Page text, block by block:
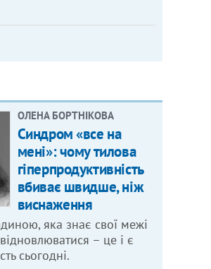
ОЛЕНА БОРТНІКОВА
Синдром «все на
мені»: чому тилова
гіперпродуктивність
вбиває швидше, ніж
виснаження
яка знає свої межі
– це і є
сьогодні.